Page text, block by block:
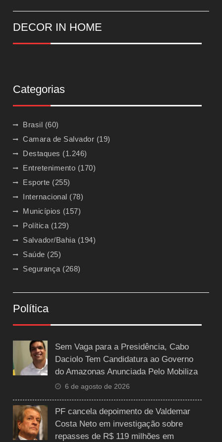
DECOR IN HOME
Categorias
Brasil (60)
Camara de Salvador (19)
Destaques (1.246)
Entretenimento (170)
Esporte (255)
Internacional (78)
Municípios (157)
Política (129)
Salvador/Bahia (194)
Saúde (25)
Segurança (268)
Política
Sem Vaga para a Presidência, Cabo
Daciolo Tem Candidatura ao Governo
do Amazonas Anunciada Pelo Mobiliza
6 de agosto de 2026
PF cancela depoimento de Valdemar
Costa Neto em investigação sobre
repasses de R$ 119 milhões em